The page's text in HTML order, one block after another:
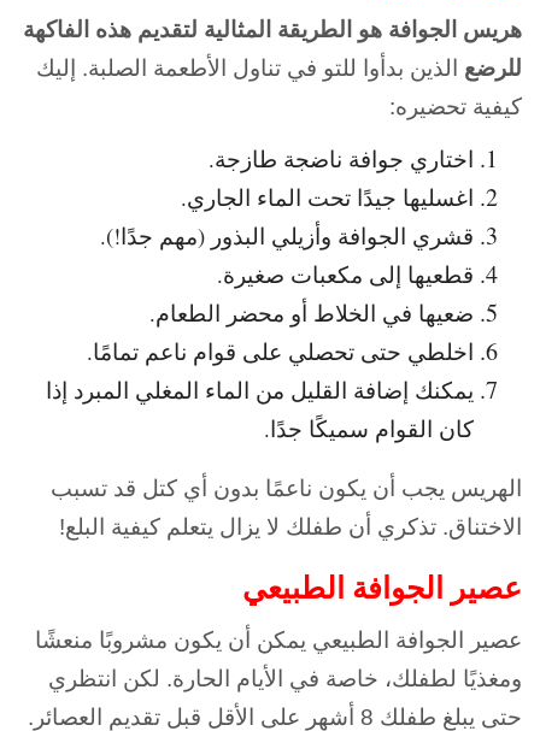
هريس الجوافة هو الطريقة المثالية لتقديم هذه الفاكهة
للرضع الذين بدأوا للتو في تناول الأطعمة الصلبة. إليك
كيفية تحضيره:
اختاري جوافة ناضجة طازجة.
اغسليها جيدًا تحت الماء الجاري.
قشري الجوافة وأزيلي البذور (مهم جدًا!).
قطعيها إلى مكعبات صغيرة.
ضعيها في الخلاط أو محضر الطعام.
اخلطي حتى تحصلي على قوام ناعم تمامًا.
يمكنك إضافة القليل من الماء المغلي المبرد إذا
كان القوام سميكًا جدًا.
الهريس يجب أن يكون ناعمًا بدون أي كتل قد تسبب
الاختناق. تذكري أن طفلك لا يزال يتعلم كيفية البلع!
عصير الجوافة الطبيعي
عصير الجوافة الطبيعي يمكن أن يكون مشروبًا منعشًا
ومغذيًا لطفلك، خاصة في الأيام الحارة. لكن انتظري
حتى يبلغ طفلك 8 أشهر على الأقل قبل تقديم العصائر.